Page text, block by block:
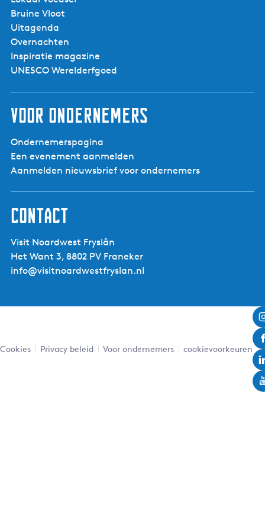
Powered by Esri | Esri, HERE, Garmin, USGS, Intermap, INCREMENT P, NRCAN, Esri Japan, METI,
Bruine Vloot
Uitagenda
Overnachten
Inspiratie magazine
UNESCO Werelderfgoed
Voor ondernemers
Ondernemerspagina
Een evenement aanmelden
Aanmelden nieuwsbrief voor ondernemers
Contact
Visit Noardwest Fryslân
Het Want 3, 8802 PV Franeker
info@visitnoardwestfryslan.nl
Cookies Privacy beleid Voor ondernemers cookievoorkeuren